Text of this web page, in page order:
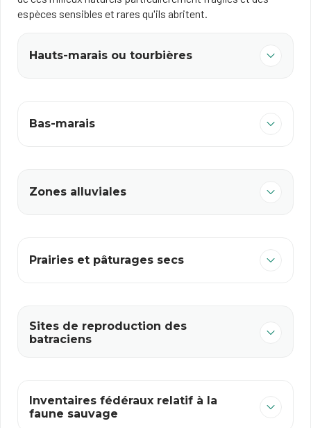
espèces sensibles et rares qu'ils abritent.
Hauts-marais ou tourbières
Bas-marais
Zones alluviales
Prairies et pâturages secs
Sites de reproduction des
batraciens
Inventaires fédéraux relatif à la
faune sauvage